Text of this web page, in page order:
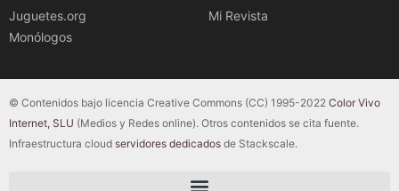
Juguetes.org
Monólogos
Mi Revista
© Contenidos bajo licencia Creative Commons (CC) 1995-2022 Color Vivo
Internet, SLU (Medios y Redes online). Otros contenidos se cita fuente.
Infraestructura cloud servidores dedicados de Stackscale.